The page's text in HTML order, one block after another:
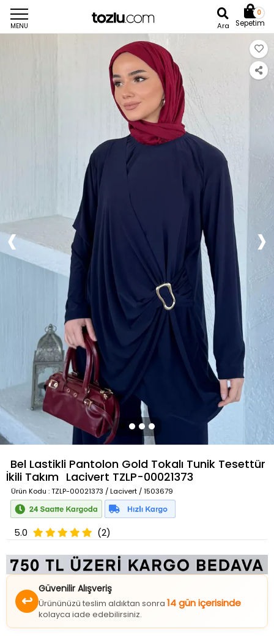
MENU Ara
0
Sepetim
Bel Lastikli Pantolon Gold Tokalı Tunik Tesettür
İkili Takım Lacivert TZLP-00021373
Ürün Kodu : TZLP-00021373 / Lacivert / 1503679
5.0 (2)
Güvenilir Alışveriş
Ürününüzü teslim aldıktan sonra
kolayca iade edebilirsiniz.